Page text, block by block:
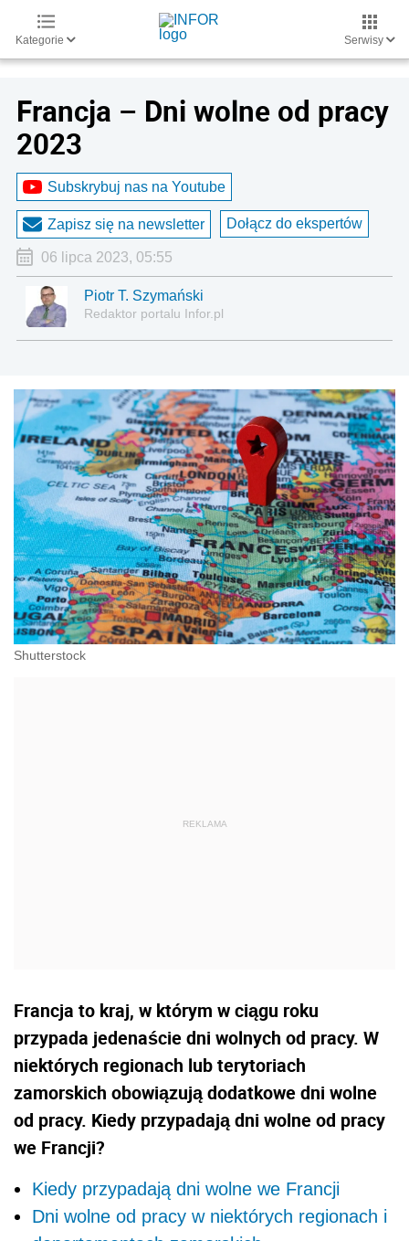
Kategorie Serwisy
Francja – Dni wolne od pracy
2023
Subskrybuj nas na Youtube
Zapisz się na newsletter Dołącz do ekspertów
06 lipca 2023, 05:55
Piotr T. Szymański
Redaktor portalu Infor.pl
Shutterstock
Francja to kraj, w którym w ciągu roku
przypada jedenaście dni wolnych od pracy. W
niektórych regionach lub terytoriach
zamorskich obowiązują dodatkowe dni wolne
od pracy. Kiedy przypadają dni wolne od pracy
we Francji?
Kiedy przypadają dni wolne we Francji
Dni wolne od pracy w niektórych regionach i